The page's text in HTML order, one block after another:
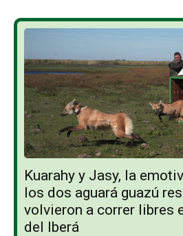
Kuarahy y Jasy, la
los dos aguará guazú
volvieron a correr libres
del Iberá